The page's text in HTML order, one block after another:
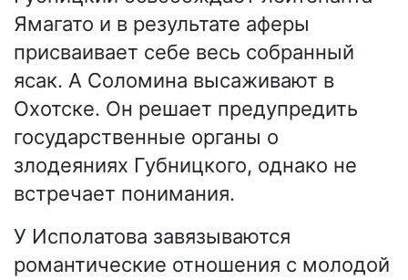
Ямагато и в результате аферы
присваивает себе весь собранный
ясак. А Соломина высаживают в
Охотске. Он решает предупредить
государственные органы о
злодеяниях Губницкого, однако не
встречает понимания.
У Исполатова завязываются
романтические отношения с молодой